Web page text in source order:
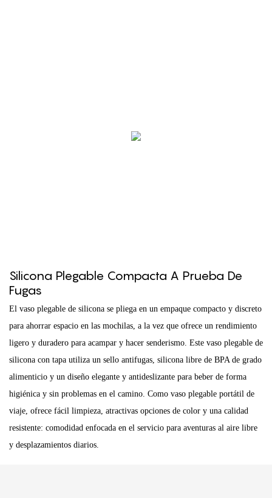
Silicona Plegable Compacta A Prueba De
Fugas
El vaso plegable de silicona se pliega en un empaque compacto y discreto
para ahorrar espacio en las mochilas, a la vez que ofrece un rendimiento
ligero y duradero para acampar y hacer senderismo. Este vaso plegable de
silicona con tapa utiliza un sello antifugas, silicona libre de BPA de grado
alimenticio y un diseño elegante y antideslizante para beber de forma
higiénica y sin problemas en el camino. Como vaso plegable portátil de
viaje, ofrece fácil limpieza, atractivas opciones de color y una calidad
resistente: comodidad enfocada en el servicio para aventuras al aire libre
y desplazamientos diarios.